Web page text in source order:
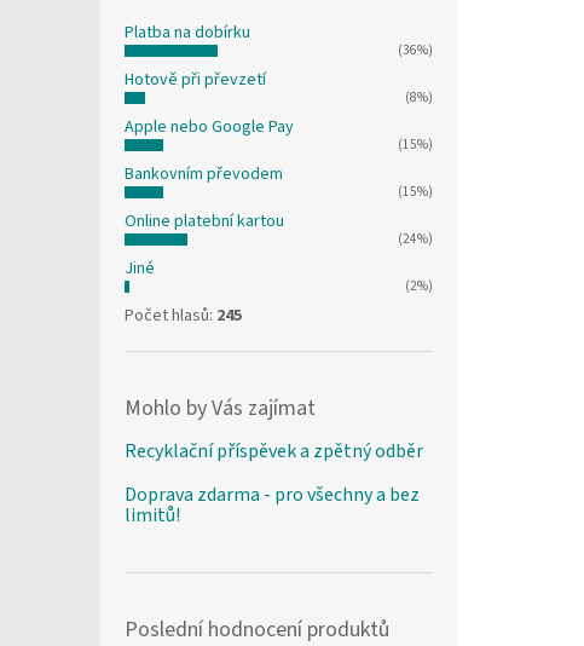
Platba na dobírku
(36%)
Hotově při převzetí
(8%)
Apple nebo Google Pay
(15%)
Bankovním převodem
(15%)
Online platební kartou
(24%)
Jiné
(2%)
Počet hlasů: 245
Mohlo by Vás zajímat
Recyklační příspěvek a zpětný odběr
Doprava zdarma - pro všechny a bez
limitů!
Poslední hodnocení produktů